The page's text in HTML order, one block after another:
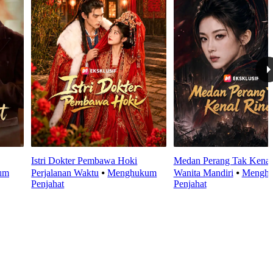
Istri Dokter Pembawa Hoki
Perjalanan Waktu ⦁Menghukum
Penjahat
Medan Perang Tak
Wanita Mandiri ⦁
Penjahat